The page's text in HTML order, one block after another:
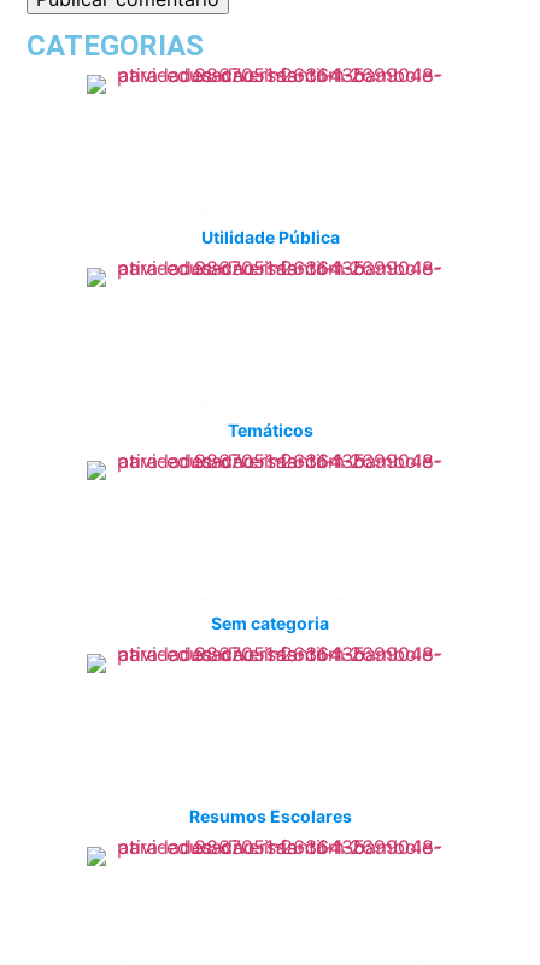
CATEGORIAS
Utilidade Pública
Temáticos
Sem categoria
Resumos Escolares